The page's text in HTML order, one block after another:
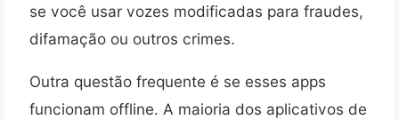
se você usar vozes modificadas para fraudes,
difamação ou outros crimes.
Outra questão frequente é se esses apps
funcionam offline. A maioria dos aplicativos de